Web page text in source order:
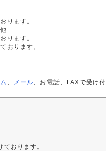
ります。
他
ります。
おります。
メール 、お電話、FAXで受け付
ております。